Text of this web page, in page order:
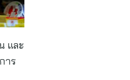
และ
าร